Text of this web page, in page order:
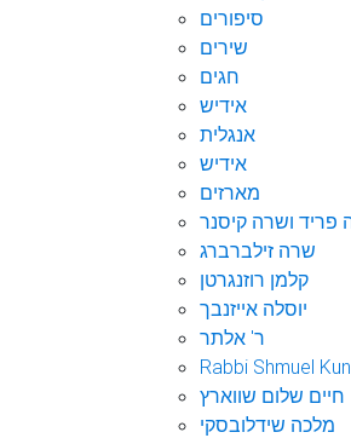
סיפורים
שירים
חגים
אידיש
אנגלית
אידיש
מארזים
פריד ושרה קיסנר
שרה זילברברג
קלמן רוזנגרטן
יוסלה אייזנבך
ר' אלתר
Rabbi Shmuel
חיים שלום שווארץ
מלכה שידלובסקי